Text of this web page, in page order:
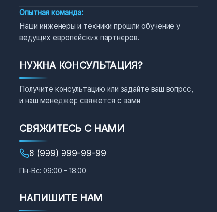
Опытная команда:
Наши инженеры и техники прошли обучение у
ведущих европейских партнеров.
НУЖНА КОНСУЛЬТАЦИЯ?
Получите консультацию или задайте ваш вопрос,
и наш менеджер свяжется с вами
СВЯЖИТЕСЬ С НАМИ
8 (999) 999-99-99
Пн-Вс: 09:00 – 18:00
НАПИШИТЕ НАМ